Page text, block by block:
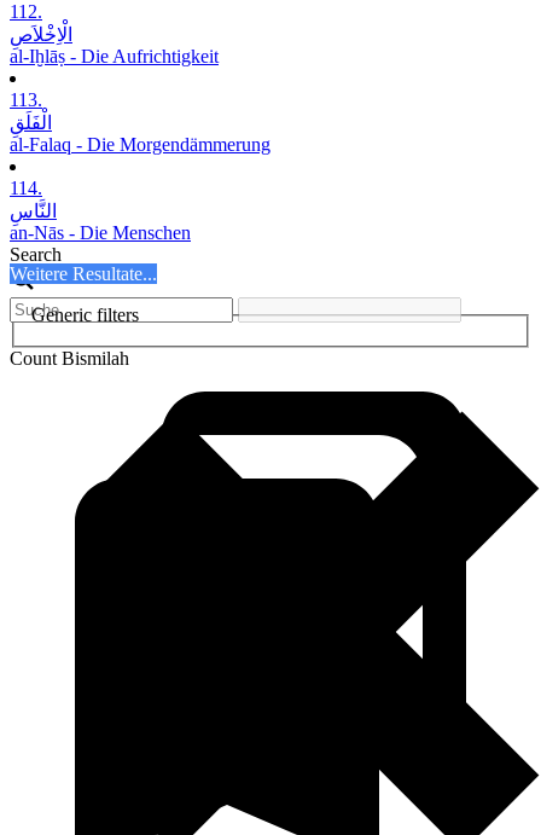
112.
الْاِخْلاَصِ
al-Iḫlāṣ - Die Aufrichtigkeit
113.
الْفَلَقِ
al-Falaq - Die Morgendämmerung
114.
النَّاسِ
an-Nās - Die Menschen
Search
Weitere Resultate...
Generic filters
Count Bismilah